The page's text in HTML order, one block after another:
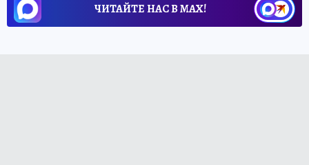
ЧИТАЙТЕ НАС В МАХ!